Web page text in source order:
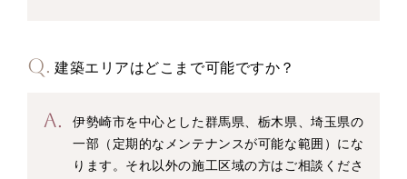
建築エリアはどこまで可能ですか？
伊勢崎市を中心とした群馬県、栃木県、埼玉県の
一部（定期的なメンテナンスが可能な範囲）にな
ります。それ以外の施工区域の方はご相談くださ